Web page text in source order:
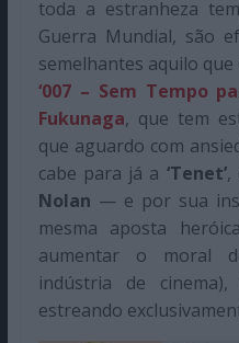
toda a estranheza
Guerra Mundial, são
semelhantes aquilo
‘007 – Sem Tempo
Fukunaga, que tem
que aguardo com
cabe para já a ‘Tenet’,
Nolan — e por sua
mesma aposta
aumentar o moral
indústria de
estreando